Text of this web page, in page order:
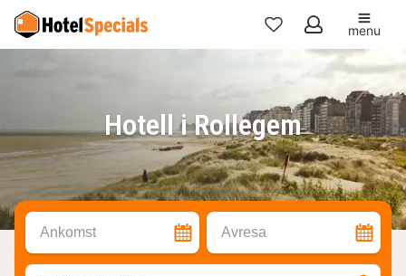
Mina
favoriter
menu
Hotell i Rollegem
Ankomst Avresa